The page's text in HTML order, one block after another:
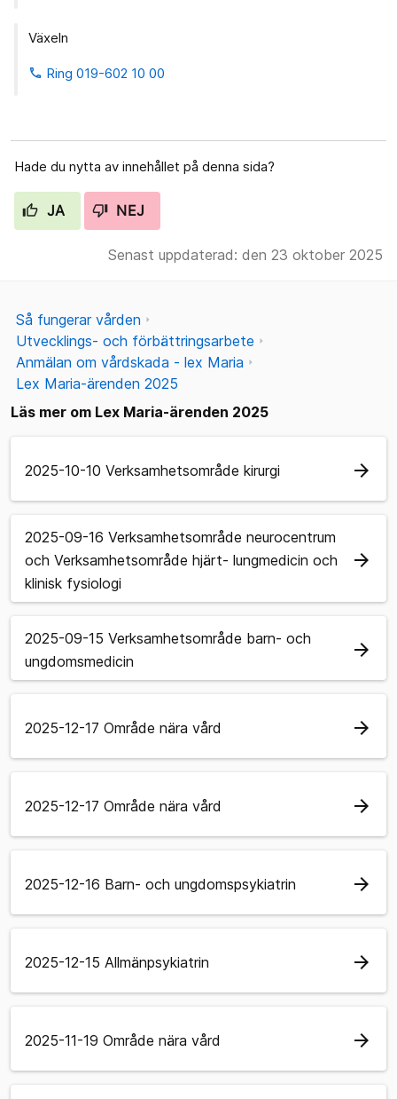
Växeln
phone Ring 019-602 10 00
Hade du nytta av innehållet på denna sida?
JA NEJ
Senast uppdaterad: den 23 oktober 2025
Så fungerar vården
Utvecklings- och förbättringsarbete
Anmälan om vårdskada - lex Maria
Lex Maria-ärenden 2025
Läs mer om Lex Maria-ärenden 2025
2025-10-10 Verksamhetsområde kirurgi arrow_forward
2025-09-16 Verksamhetsområde neurocentrum
och Verksamhetsområde hjärt- lungmedicin och
klinisk fysiologi
arrow_forward
2025-09-15 Verksamhetsområde barn- och
ungdomsmedicin
arrow_forward
2025-12-17 Område nära vård arrow_forward
2025-12-17 Område nära vård arrow_forward
2025-12-16 Barn- och ungdomspsykiatrin arrow_forward
2025-12-15 Allmänpsykiatrin arrow_forward
2025-11-19 Område nära vård arrow_forward